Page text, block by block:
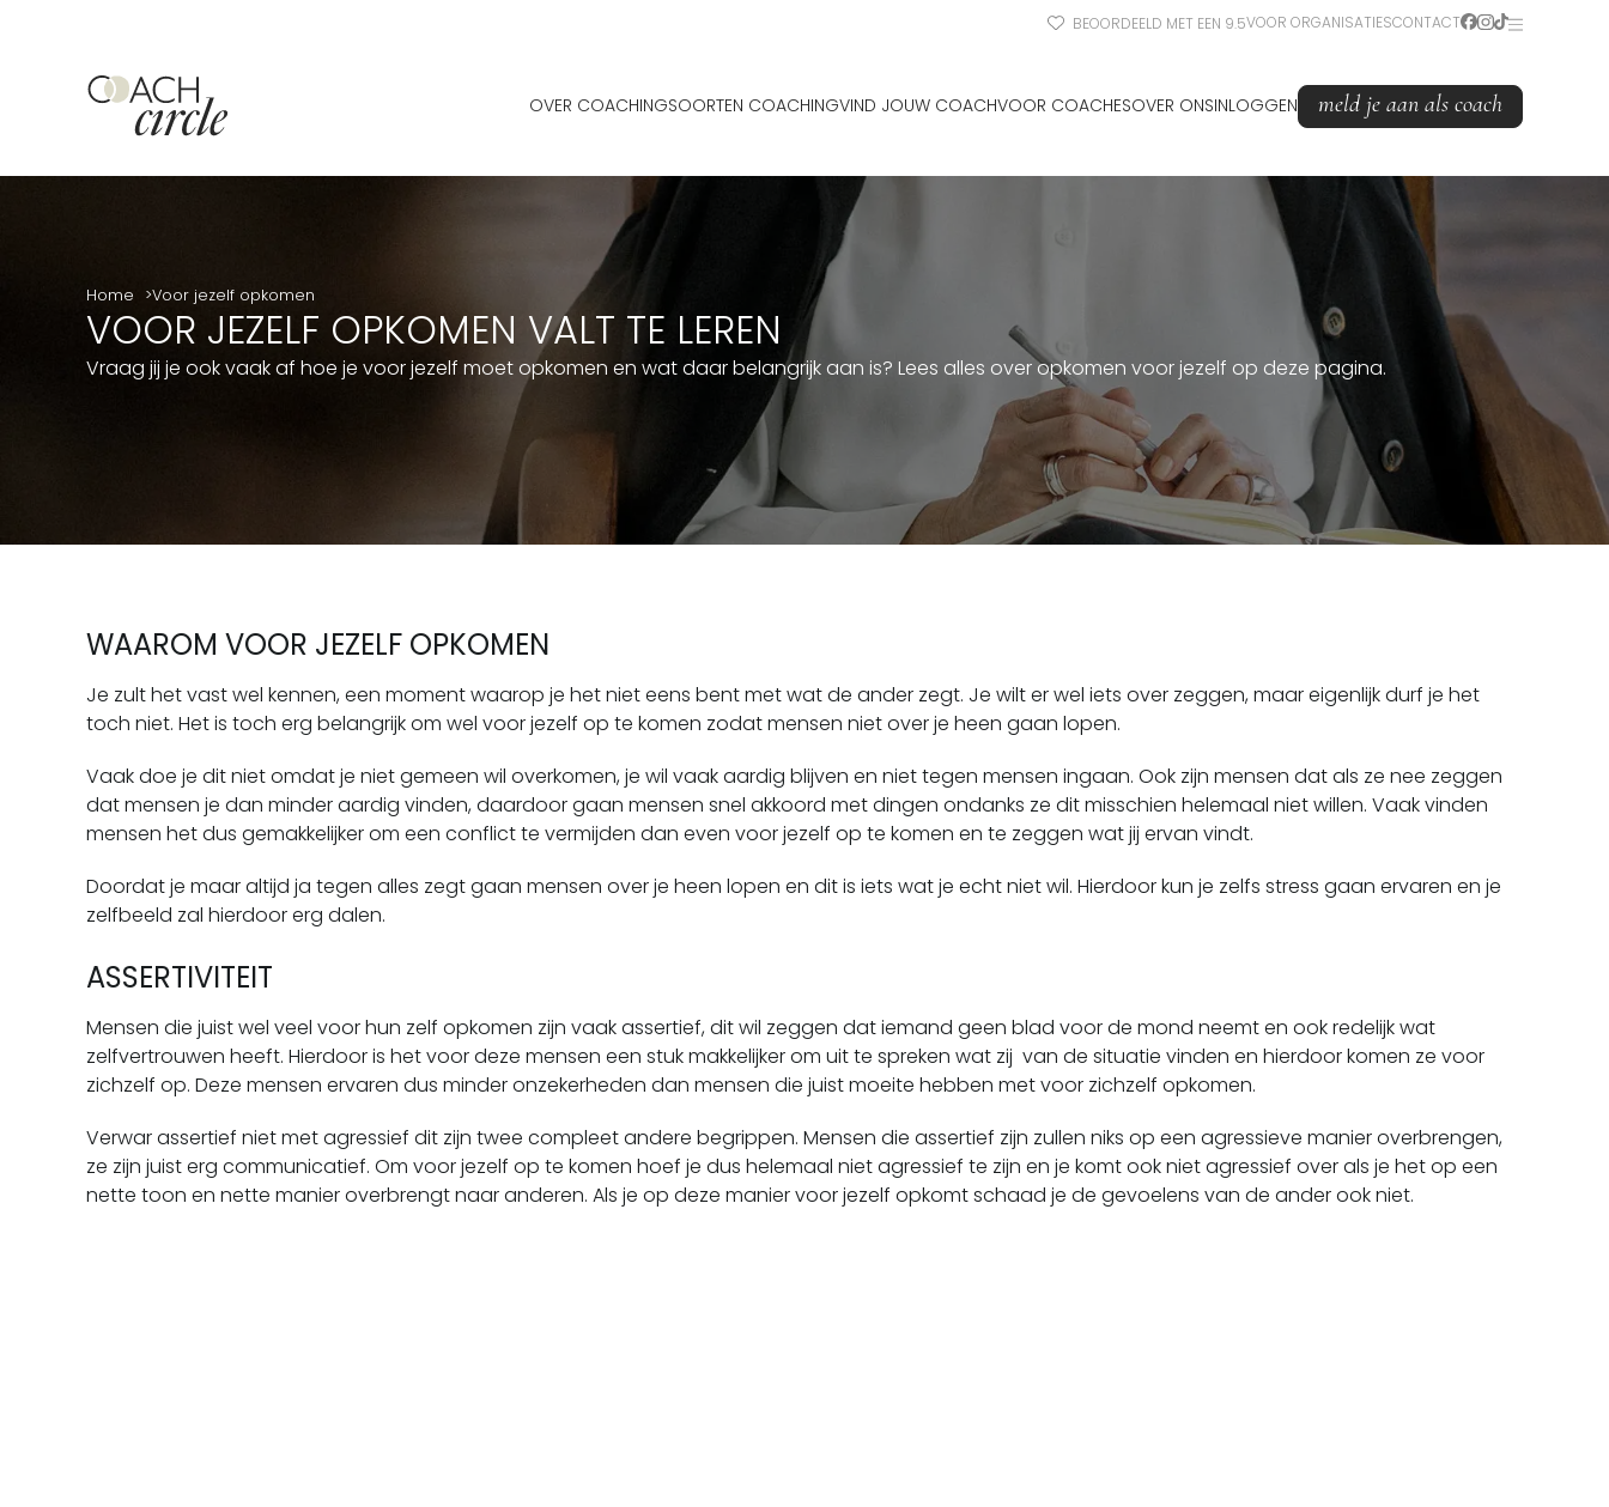
BEOORDEELD MET EEN 9.5VOOR ORGANISATIESCONTACT
OVER COACHINGSOORTEN COACHINGVIND JOUW COACHVOOR COACHESOVER ONSINLOGGEN meld je aan als coach
Home Voor jezelf opkomen
VOOR JEZELF OPKOMEN VALT TE LEREN
Vraag jij je ook vaak af hoe je voor jezelf moet opkomen en wat daar belangrijk aan is? Lees alles over opkomen voor jezelf op deze pagina.
WAAROM VOOR JEZELF OPKOMEN
Je zult het vast wel kennen, een moment waarop je het niet eens bent met wat de ander zegt. Je wilt er wel iets over zeggen, maar eigenlijk durf je het
toch niet. Het is toch erg belangrijk om wel voor jezelf op te komen zodat mensen niet over je heen gaan lopen.
Vaak doe je dit niet omdat je niet gemeen wil overkomen, je wil vaak aardig blijven en niet tegen mensen ingaan. Ook zijn mensen dat als ze nee zeggen
dat mensen je dan minder aardig vinden, daardoor gaan mensen snel akkoord met dingen ondanks ze dit misschien helemaal niet willen. Vaak vinden
mensen het dus gemakkelijker om een conflict te vermijden dan even voor jezelf op te komen en te zeggen wat jij ervan vindt.
Doordat je maar altijd ja tegen alles zegt gaan mensen over je heen lopen en dit is iets wat je echt niet wil. Hierdoor kun je zelfs stress gaan ervaren en je
zelfbeeld zal hierdoor erg dalen.
ASSERTIVITEIT
Mensen die juist wel veel voor hun zelf opkomen zijn vaak assertief, dit wil zeggen dat iemand geen blad voor de mond neemt en ook redelijk wat
zelfvertrouwen heeft. Hierdoor is het voor deze mensen een stuk makkelijker om uit te spreken wat zij van de situatie vinden en hierdoor komen ze voor
zichzelf op. Deze mensen ervaren dus minder onzekerheden dan mensen die juist moeite hebben met voor zichzelf opkomen.
Verwar assertief niet met agressief dit zijn twee compleet andere begrippen. Mensen die assertief zijn zullen niks op een agressieve manier overbrengen,
ze zijn juist erg communicatief. Om voor jezelf op te komen hoef je dus helemaal niet agressief te zijn en je komt ook niet agressief over als je het op een
nette toon en nette manier overbrengt naar anderen. Als je op deze manier voor jezelf opkomt schaad je de gevoelens van de ander ook niet.